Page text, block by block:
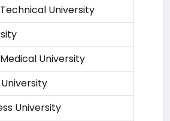
University
University
University